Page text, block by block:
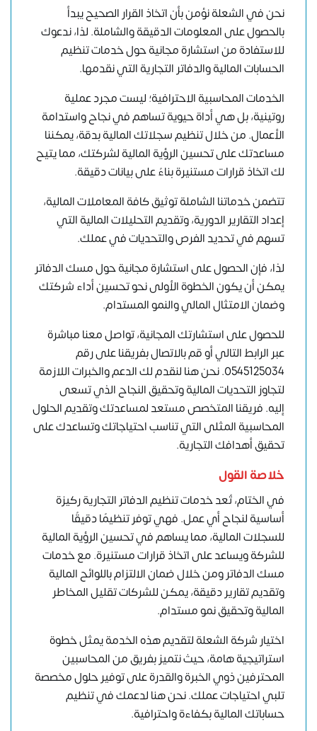
نحن في الشعلة نؤمن بأن اتخاذ القرار الصحيح يبدأ
بالحصول على المعلومات الدقيقة والشاملة. لذا، ندعوك
للاستفادة من استشارة مجانية حول خدمات تنظيم
الحسابات المالية والدفاتر التجارية التي نقدمها.
الخدمات المحاسبية الاحترافية؛ ليست مجرد عملية
روتينية، بل هي أداة حيوية تساهم في نجاح واستدامة
الأعمال. من خلال تنظيم سجلاتك المالية بدقة، يمكننا
مساعدتك على تحسين الرؤية المالية لشركتك، مما يتيح
لك اتخاذ قرارات مستنيرة بناءً على بيانات دقيقة.
تتضمن خدماتنا الشاملة توثيق كافة المعاملات المالية،
إعداد التقارير الدورية، وتقديم التحليلات المالية التي
تسهم في تحديد الفرص والتحديات في عملك.
لذا، فإن الحصول على استشارة مجانية حول مسك الدفاتر
يمكن أن يكون الخطوة الأولى نحو تحسين أداء شركتك
وضمان الامتثال المالي والنمو المستدام.
للحصول على استشارتك المجانية،تواصل معنا مباشرة
عبر الرابط التاليأو قم بالاتصال بفريقنا على رقم
0545125034. نحن هنا لنقدم لك الدعم والخبرات اللازمة
لتجاوز التحديات المالية وتحقيق النجاح الذي تسعى
إليه. فريقنا المتخصص مستعد لمساعدتك وتقديم الحلول
المحاسبية المثلى التي تناسب احتياجاتك وتساعدك على
تحقيق أهدافك التجارية.
خلاصة القول
في الختام، تُعد خدمات تنظيم الدفاتر التجارية ركيزة
أساسية لنجاح أي عمل. فهي توفر تنظيمًا دقيقًا
للسجلات المالية، مما يساهم في تحسين الرؤية المالية
للشركة ويساعد على اتخاذ قرارات مستنيرة. مع خدمات
مسك الدفاتر ومن خلال ضمان الالتزام باللوائح المالية
وتقديم تقارير دقيقة، يمكن للشركات تقليل المخاطر
المالية وتحقيق نمو مستدام.
اختيار شركة الشعلة لتقديم هذه الخدمة يمثل خطوة
استراتيجية هامة، حيث نتميز بفريق من المحاسبين
المحترفين ذوي الخبرة والقدرة على توفير حلول مخصصة
تلبي احتياجات عملك. نحن هنا لدعمك في تنظيم
حساباتك المالية بكفاءة واحترافية.